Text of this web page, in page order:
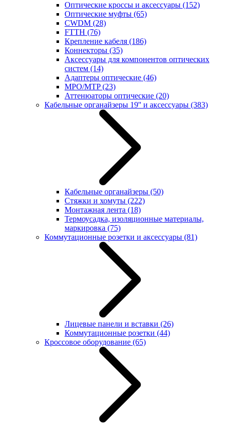
Оптические кроссы и аксессуары (152)
Оптические муфты (65)
CWDM (28)
FTTH (76)
Крепление кабеля (186)
Коннекторы (35)
Аксессуары для компонентов оптических
систем (14)
Адаптеры оптические (46)
MPO/MTP(23)
Аттенюаторы оптические (20)
Кабельные органайзеры 19'' и аксессуары (383)
Кабельные органайзеры (50)
Стяжки и хомуты (222)
Монтажная лента (18)
Термоусадка, изоляционные материалы,
маркировка (75)
Коммутационные розетки и аксессуары (81)
Лицевые панели и вставки (26)
Коммутационные розетки (44)
Кроссовое оборудование (65)